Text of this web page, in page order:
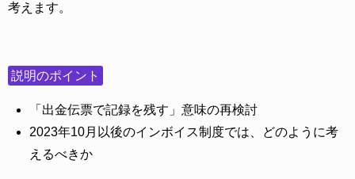
考えます。
説明のポイント
「出金伝票で記録を残す」意味の再検討
2023年10月以後のインボイス制度では、どのように考
えるべきか